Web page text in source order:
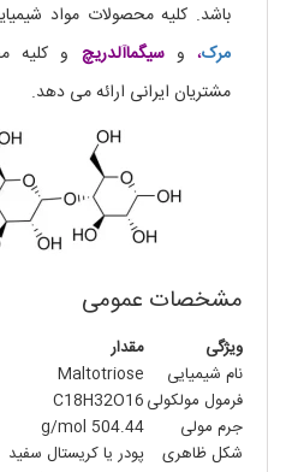
باشد. کلیه محصولات مواد
مرک، وسیگماآلدریچ و کلیه
مشتریان ایرانی ارائه می دهد.
مشخصات عمومی
ویژگی
مقدار
نام شیمیایی
Maltotriose
فرمول مولکولیC18H32O16
جرم مولی
504.44 g/mol
شکل ظاهری
پودر یا کریستال سفید